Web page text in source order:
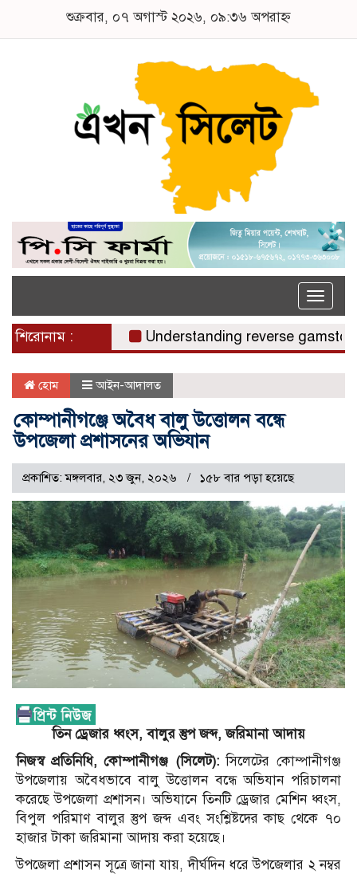
শুক্রবার, ০৭ অগাস্ট ২০২৬, ০৯:৩৬ অপরাহ্ন
Toggle
শিরোনাম : Understanding reverse gamstop
হোম আইন-আদালত
কোম্পানীগঞ্জে অবৈধ বালু উত্তোলন বন্ধে
উপজেলা প্রশাসনের অভিযান
প্রকাশিত: মঙ্গলবার, ২৩ জুন, ২০২৬ ১৫৮ বার পড়া হয়েছে
তিন ড্রেজার ধ্বংস, বালুর স্তুপ জব্দ, জরিমানা আদায়
নিজস্ব প্রতিনিধি, কোম্পানীগঞ্জ (সিলেট):সিলেটের কোম্পানীগঞ্জ
উপজেলায় অবৈধভাবে বালু উত্তোলন বন্ধে অভিযান পরিচালনা
করেছে উপজেলা প্রশাসন। অভিযানে তিনটি ড্রেজার মেশিন ধ্বংস,
বিপুল পরিমাণ বালুর স্তুপ জব্দ এবং সংশ্লিষ্টদের কাছ থেকে ৭০
হাজার টাকা জরিমানা আদায় করা হয়েছে।
উপজেলা প্রশাসন সূত্রে জানা যায়, দীর্ঘদিন ধরে উপজেলার ২ নম্বর